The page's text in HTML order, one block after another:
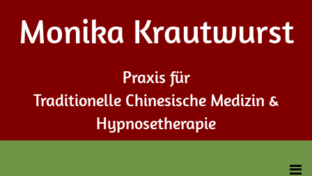
Monika Krautwurst
Praxis für
Traditionelle Chinesische Medizin &
Hypnosetherapie